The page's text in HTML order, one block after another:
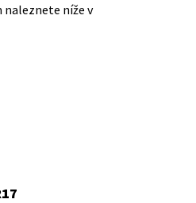
níže v